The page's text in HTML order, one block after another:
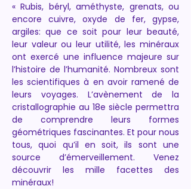
« Rubis, béryl, améthyste, grenats, ou
encore cuivre, oxyde de fer, gypse,
argiles: que ce soit pour leur beauté,
leur valeur ou leur utilité, les minéraux
ont exercé une influence majeure sur
l’histoire de l’humanité. Nombreux sont
les scientifiques à en avoir ramené de
leurs voyages. L’avènement de la
cristallographie au 18e siècle permettra
de comprendre leurs formes
géométriques fascinantes. Et pour nous
tous, quoi qu’il en soit, ils sont une
source d’émerveillement. Venez
découvrir les mille facettes des
minéraux!